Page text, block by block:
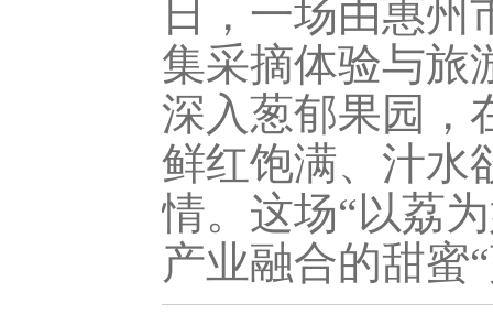
日，一场由惠
集采摘体验与旅
深入葱郁果园，
鲜红饱满、汁水
情。这场“以荔
产业融合的甜蜜